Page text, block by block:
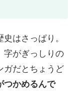
はさっぱり。
字がぎっしりの
ガだとちょうど
つかめるんで